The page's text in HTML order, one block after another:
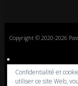
Copyright © 2020-2026
Accueil Blog
Livres
Liens
Confidentialité et
utiliser ce site Web,